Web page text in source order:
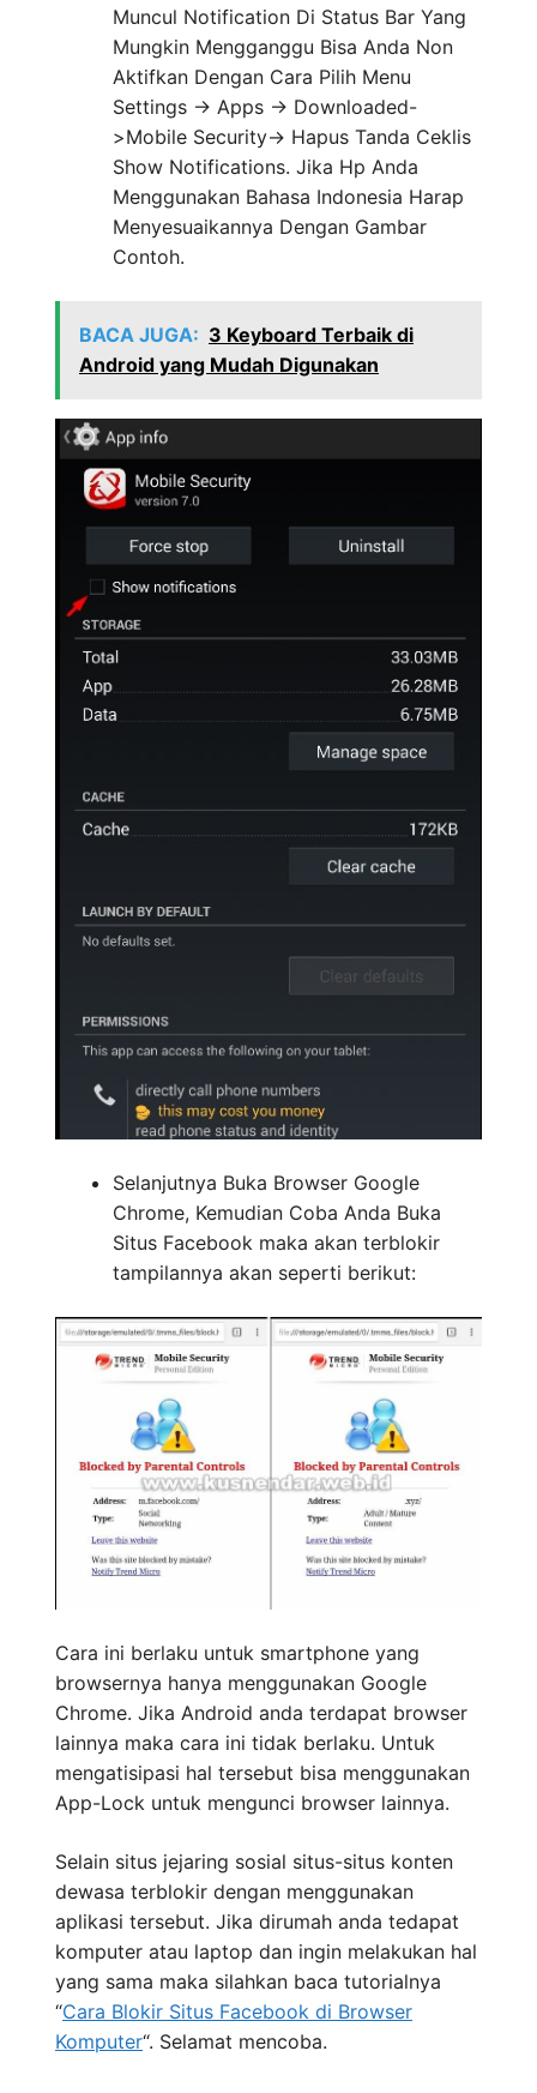
Muncul Notification Di Status Bar Yang
Mungkin Mengganggu Bisa Anda Non
Aktifkan Dengan Cara Pilih Menu
Settings -> Apps -> Downloaded-
>Mobile Security-> Hapus Tanda Ceklis
Show Notifications. Jika Hp Anda
Menggunakan Bahasa Indonesia Harap
Menyesuaikannya Dengan Gambar
Contoh.
BACA JUGA: 3 Keyboard Terbaik di
Android yang Mudah Digunakan
Selanjutnya Buka Browser Google
Chrome, Kemudian Coba Anda Buka
Situs Facebook maka akan terblokir
tampilannya akan seperti berikut:
Cara ini berlaku untuk smartphone yang
browsernya hanya menggunakan Google
Chrome. Jika Android anda terdapat browser
lainnya maka cara ini tidak berlaku. Untuk
mengatisipasi hal tersebut bisa menggunakan
App-Lock untuk mengunci browser lainnya.
Selain situs jejaring sosial situs-situs konten
dewasa terblokir dengan menggunakan
aplikasi tersebut. Jika dirumah anda tedapat
komputer atau laptop dan ingin melakukan hal
yang sama maka silahkan baca tutorialnya
“Cara Blokir Situs Facebook di Browser
Komputer“. Selamat mencoba.